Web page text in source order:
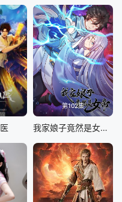
第102集
我家娘子竟然是女帝 动态漫画